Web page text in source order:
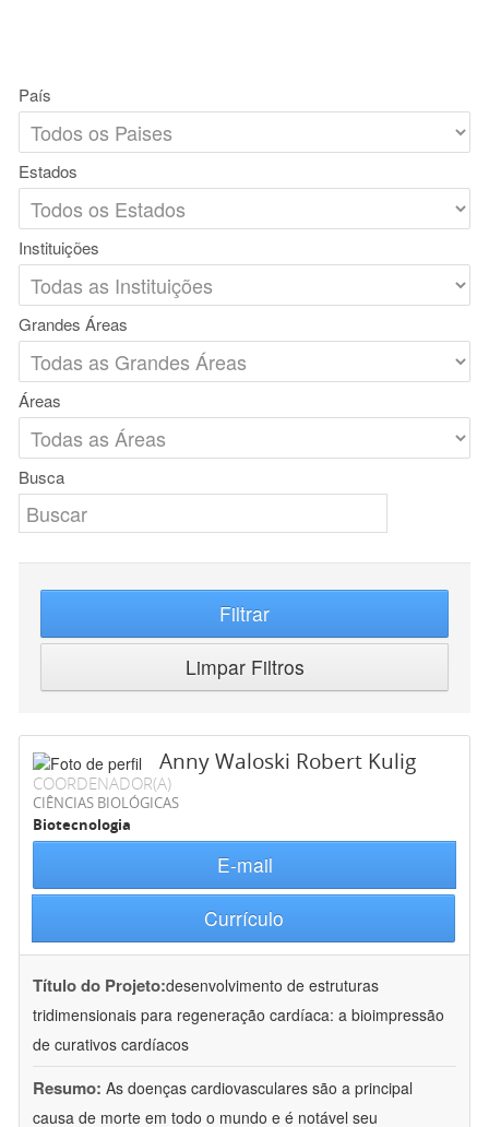
País
Estados
Instituições
Grandes Áreas
Áreas
Busca
Filtrar
Limpar Filtros
Anny Waloski Robert Kulig
COORDENADOR(A)
CIÊNCIAS BIOLÓGICAS
Biotecnologia
E-mail
Currículo
Título do Projeto:desenvolvimento de estruturas
tridimensionais para regeneração cardíaca: a bioimpressão
de curativos cardíacos
Resumo: As doenças cardiovasculares são a principal
causa de morte em todo o mundo e é notável seu